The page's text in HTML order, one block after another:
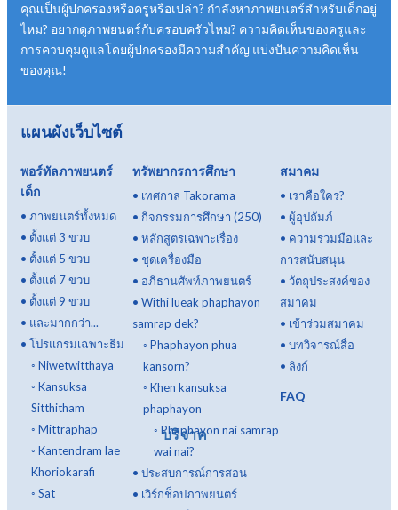
บริจาค
คุณเป็นผู้ปกครองหรือครูหรือเปล่า? กำลังหาภาพยนตร์สำหรับเด็กอยู่
ไหม? อยากดูภาพยนตร์กับครอบครัวไหม? ความคิดเห็นของครูและ
การควบคุมดูแลโดยผู้ปกครองมีความสำคัญ แบ่งปันความคิดเห็น
ของคุณ!
แผนผังเว็บไซต์
พอร์ทัลภาพยนตร์
เด็ก
• ภาพยนตร์ทั้งหมด
• ตั้งแต่ 3 ขวบ
• ตั้งแต่ 5 ขวบ
• ตั้งแต่ 7 ขวบ
• ตั้งแต่ 9 ขวบ
• และมากกว่า...
• โปรแกรมเฉพาะธีม
◦ Niwetwitthaya
◦ Kansuksa
Sitthitham
◦ Mittraphap
◦ Kantendram lae
Khoriokarafi
◦ Sat
ทรัพยากรการศึกษา
• เทศกาล Takorama
• กิจกรรมการศึกษา (250)
• หลักสูตรเฉพาะเรื่อง
• ชุดเครื่องมือ
• อภิธานศัพท์ภาพยนตร์
• Withi lueak phaphayon
samrap dek?
◦ Phaphayon phua
kansorn?
◦ Khen kansuksa
phaphayon
◦ Phaphayon nai samrap
wai nai?
• ประสบการณ์การสอน
• เวิร์กช็อปภาพยนตร์
สมาคม
• เราคือใคร?
•ผู้อุปถัมภ์
• ความร่วมมือและ
การสนับสนุน
•วัตถุประสงค์ของ
สมาคม
• เข้าร่วมสมาคม
•บทวิจารณ์สื่อ
• ลิงก์
FAQ